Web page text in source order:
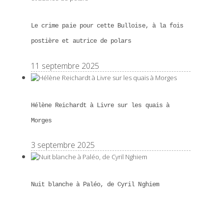
Le crime paie pour cette Bulloise, à la fois
postière et autrice de polars
11 septembre 2025
Hélène Reichardt à Livre sur les quais à
Morges
3 septembre 2025
Nuit blanche à Paléo, de Cyril Nghiem